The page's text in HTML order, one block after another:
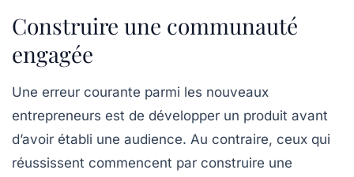
Construire une communauté
engagée
Une erreur courante parmi les nouveaux
entrepreneurs est de développer un produit avant
d’avoir établi une audience. Au contraire, ceux qui
réussissent commencent par construire une